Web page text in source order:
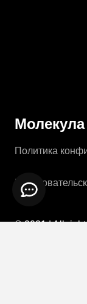
Политика
© 2021 | All